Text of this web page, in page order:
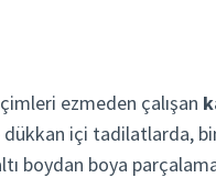
ezmeden çalışan
içi tadilatlarda,
boydan boya